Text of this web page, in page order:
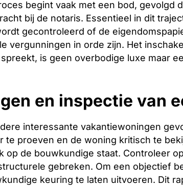
begint vaak met een bod, gevolgd
bij de notaris. Essentieel in dit
gecontroleerd of de
vergunningen in orde zijn. Het
is geen overbodige luxe maar
en inspectie van
interessante vakantiewoningen
te proeven en de woning kritisch te
op de bouwkundige staat. Controleer
gebreken. Om een objectief
keuring te laten uitvoeren. Dit